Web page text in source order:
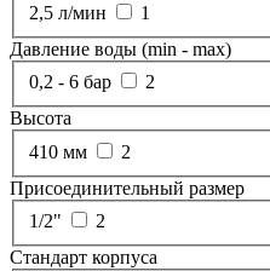
2,5 л/мин
1
Давление воды (min - max)
0,2 - 6 бар
2
Высота
410 мм
2
Присоединительный размер
1/2"
2
Стандарт корпуса